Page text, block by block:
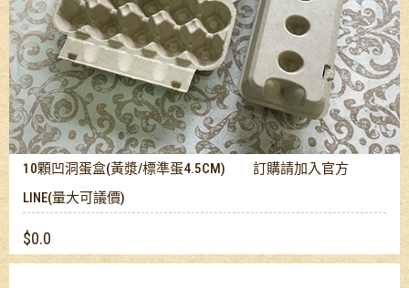
10顆凹洞蛋盒(黃漿/標準蛋4.5CM) 訂購請加入官方
LINE(量大可議價)
$0.0